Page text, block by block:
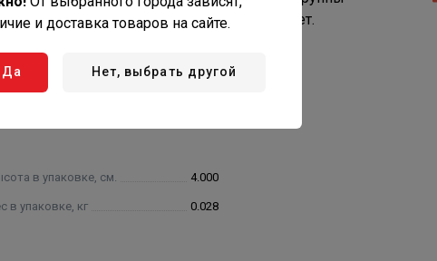
69: У, УХЛ, ХЛ, ТВ. Срок службы 30 лет.
в упаковке, см. 4.000
в упаковке, кг 0.028
и доставка товаров на сайте.
Да Нет, выбрать другой